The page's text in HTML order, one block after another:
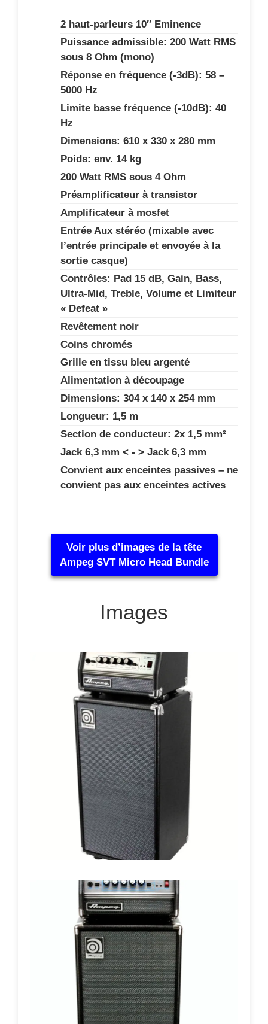
2 haut-parleurs 10″ Eminence
Puissance admissible: 200 Watt RMS
sous 8 Ohm (mono)
Réponse en fréquence (-3dB): 58 –
5000 Hz
Limite basse fréquence (-10dB): 40
Hz
Dimensions: 610 x 330 x 280 mm
Poids: env. 14 kg
200 Watt RMS sous 4 Ohm
Préamplificateur à transistor
Amplificateur à mosfet
Entrée Aux stéréo (mixable avec
l’entrée principale et envoyée à la
sortie casque)
Contrôles: Pad 15 dB, Gain, Bass,
Ultra-Mid, Treble, Volume et Limiteur
« Defeat »
Revêtement noir
Coins chromés
Grille en tissu bleu argenté
Alimentation à découpage
Dimensions: 304 x 140 x 254 mm
Longueur: 1,5 m
Section de conducteur: 2x 1,5 mm²
Jack 6,3 mm < - > Jack 6,3 mm
Convient aux enceintes passives – ne
convient pas aux enceintes actives
Voir plus d’images de la tête
Ampeg SVT Micro Head Bundle
Images